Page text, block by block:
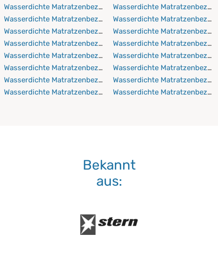
Wasserdichte Matratzenbezüge 120x200 cm
Wasserdichte Matratzenbezüge 120x210 cm
Wasserdichte Matratzenbezüge 120x220 cm
Wasserdichte Matratzenbezüge 130x190 cm
Wasserdichte Matratzenbezüge 130x200 cm
Wasserdichte Matratzenbezüge 130x210 cm
Wasserdichte Matratzenbezüge 130x220 cm
Wasserdichte Matratzenbezüge 140x190 cm
Wasserdichte
Wasserdichte
Wasserdichte
Wasserdichte
Wasserdichte
Wasserdichte
Wasserdichte
Wasserdichte
Bekannt
aus: